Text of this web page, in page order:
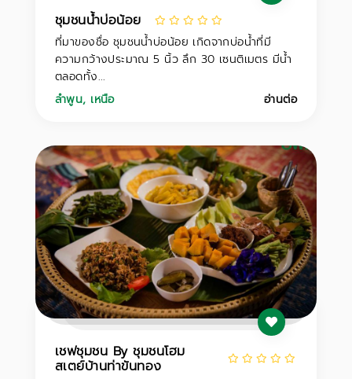
ชุมชนน้ำบ่อน้อย
ที่มาของชื่อ ชุมชนน้ำบ่อน้อย เกิดจากบ่อน้ำที่มี
ความกว้างประมาณ 5 นิ้ว ลึก 30 เซนติเมตร มีน้ำ
ตลอดทั้ง...
ลำพูน, เหนือ อ่านต่อ
เชฟชุมชน By ชุมชนโฮม
สเตย์บ้านท่าขันทอง